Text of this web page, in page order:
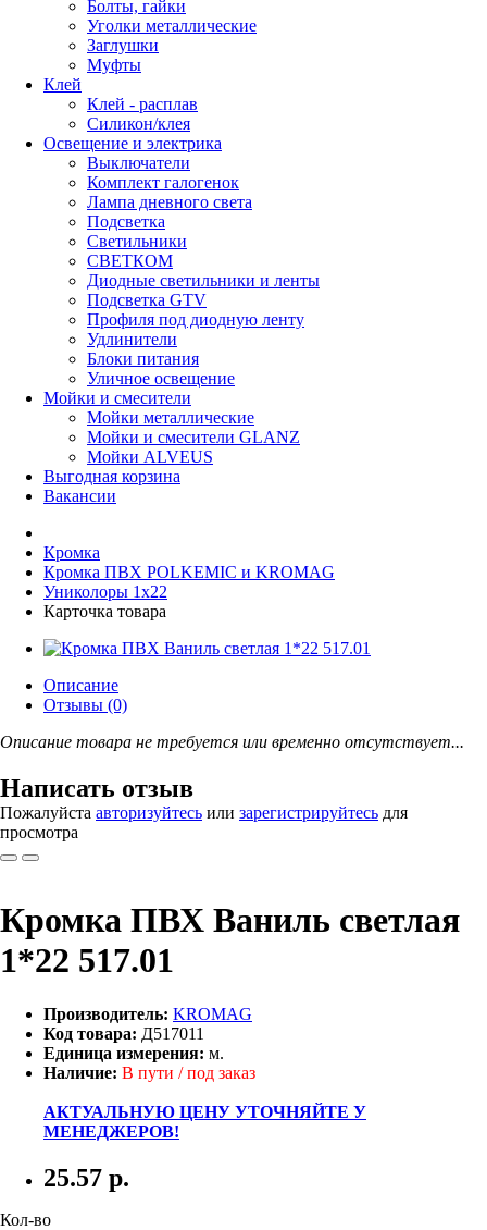
Болты, гайки
Уголки металлические
Заглушки
Муфты
Клей
Клей - расплав
Силикон/клея
Освещение и электрика
Выключатели
Комплект галогенок
Лампа дневного света
Подсветка
Светильники
СВЕТКОМ
Диодные светильники и ленты
Подсветка GTV
Профиля под диодную ленту
Удлинители
Блоки питания
Уличное освещение
Мойки и смесители
Мойки металлические
Мойки и смесители GLANZ
Мойки ALVEUS
Выгодная корзина
Вакансии
Кромка
Кромка ПВХ POLKEMIC и KROMAG
Униколоры 1x22
Карточка товара
Описание
Отзывы (0)
Описание товара не требуется или временно отсутствует...
Написать отзыв
Пожалуйста авторизуйтесь или зарегистрируйтесь для
просмотра
Кромка ПВХ Ваниль светлая
1*22 517.01
Производитель: KROMAG
Код товара: Д517011
Единица измерения: м.
Наличие: В пути / под заказ
АКТУАЛЬНУЮ ЦЕНУ УТОЧНЯЙТЕ У
МЕНЕДЖЕРОВ!
25.57 р.
Кол-во